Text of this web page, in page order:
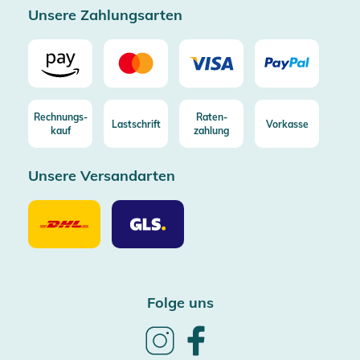
Unsere Zahlungsarten
Rechnungs-
kauf
Lastschrift
Raten-
zahlung
Vorkasse
Unsere Versandarten
Unsere
Versandarten
DHL
Unsere
Versandarten
GLS
Folge uns
Follow